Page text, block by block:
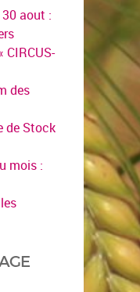
aout :
CIRCUS-
des
de Stock
mois :